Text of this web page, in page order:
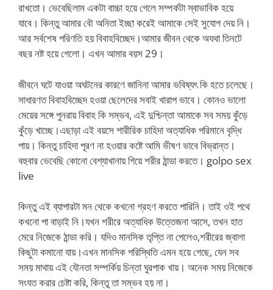
রাখতো। ভেবেছিলাম একটা বাচ্চা হয়ে গেলে সম্পর্কটা স্বাভাবিক হয়ে
যাবে। কিন্তু আমার বৌ অনিতা ইচ্ছা করেই আমাকে সেই সুযোগ দেয় নি।
আর সর্বশেষ পরিণতি হয় বিবাহবিচ্ছেদ।আমার জীবন থেকে অযথা তিনটে
বছর নষ্ট হয়ে গেলো। এখন আমার বয়স 29।
জীবনে ঘটে যাওয়া অঘটনের কারণে জানিনা আমার ভবিষ্যৎ কি হতে চলেছে।
সাধারণত বিবাহবিচ্ছেদ হওয়া ছেলেদের সবাই খারাপ ভাবে। কোনও ভালো
মেয়ের সঙ্গে পুনরায় বিবাহ কি সম্ভব, এই দুশ্চিন্তা আমাকে সব সময় কুঁড়ে
কুঁড়ে খাচ্ছে।এছাড়া এই বয়সে শারীরিক চাহিদা অত্যাধিক পরিমানে বৃদ্ধি
পায়। কিন্তু চাহিদা পূরণ না হওয়ার কষ্টে আমি ভীষণ ভাবে বিভ্রান্ত।
বহুবার ভেবেছি কোনো বেশ্যাখানায় গিয়ে শরীর ঠান্ডা করতে। golpo sex
live
কিন্তু এই ব্যাপারটা মন থেকে কখনো গ্রহণ করতে পারিনি। তাই ওই পথে
কখনো পা বাড়াই নি।যখন শরীরে অত্যাধিক উত্তেজনা আসে, তখন হাত
মেরে নিজেকে ঠান্ডা করি। যদিও মানসিক তৃপ্তি না পেলেও,শরীরের জ্বালা
কিছুটা কমানো যায়।এখন মানসিক পরিস্থিতি এমন হয়ে গেছে, যেন সব
সময় মাথায় এই যৌনতা সম্পর্কিয় চিন্তা ঘুরপাক খায়। অনেক সময় নিজেকে
সংযত করার চেষ্টা করি, কিন্তু তা সম্ভব হয় না।